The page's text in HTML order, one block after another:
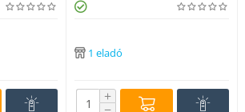
1 eladó
+